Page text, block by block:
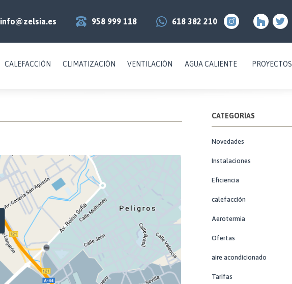
info@zelsia.es 958 999 118 618 382 210
CALEFACCIÓN CLIMATIZACIÓN VENTILACIÓN AGUA CALIENTE PROYECTOS
CATEGORÍAS
Novedades
Instalaciones
Eficiencia
calefacción
Aerotermia
Ofertas
aire acondicionado
Tarifas